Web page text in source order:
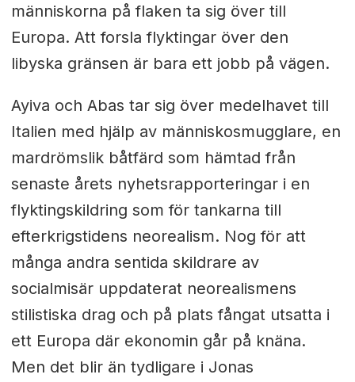
människorna på flaken ta sig över till
Europa. Att forsla flyktingar över den
libyska gränsen är bara ett jobb på vägen.
Ayiva och Abas tar sig över medelhavet till
Italien med hjälp av människosmugglare, en
mardrömslik båtfärd som hämtad från
senaste årets nyhetsrapporteringar i en
flyktingskildring som för tankarna till
efterkrigstidens neorealism. Nog för att
många andra sentida skildrare av
socialmisär uppdaterat neorealismens
stilistiska drag och på plats fångat utsatta i
ett Europa där ekonomin går på knäna.
Men det blir än tydligare i Jonas